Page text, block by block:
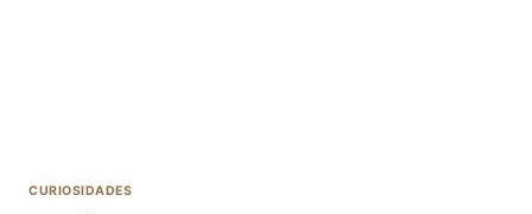
CURIOSIDADES